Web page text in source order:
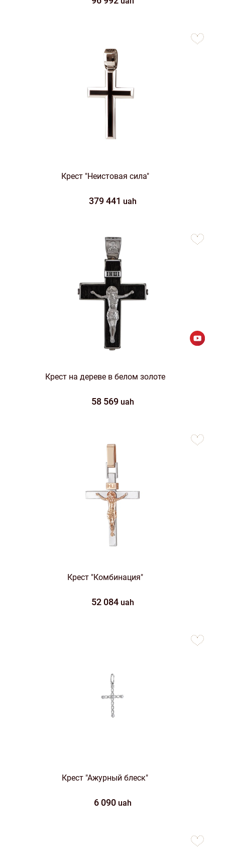
Крест "Неистовая сила"
379 441 uah
favorites
Крест на дереве в белом золоте
58 569 uah
favorites
Крест "Комбинация"
52 084 uah
favorites
Крест "Ажурный блеск"
6 090 uah
favorites
favorites